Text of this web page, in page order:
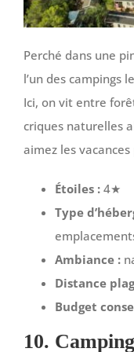
Perché dans une
l’un des campings
Ici, on vit entre
criques naturelles
aimez les
Étoiles : 4★
Type
Ambiance :
Distance
Budget
10.